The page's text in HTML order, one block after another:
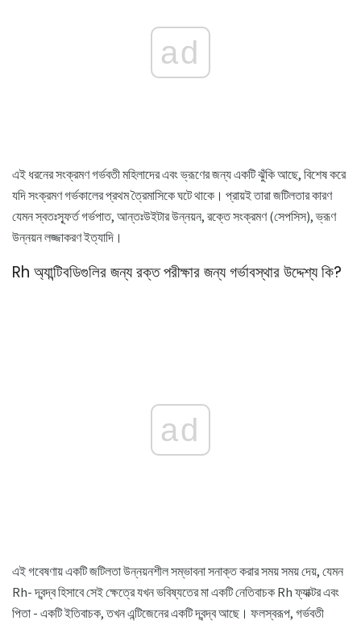
ad
এই ধরনের সংক্রমণ গর্ভবতী মহিলাদের এবং ভ্রূণের জন্য একটি ঝুঁকি আছে, বিশেষ করে
যদি সংক্রমণ গর্ভকালের প্রথম ত্রৈমাসিকে ঘটে থাকে। প্রায়ই তারা জটিলতার কারণ
যেমন স্বতঃস্ফূর্ত গর্ভপাত, আন্তঃউইটার উন্নয়ন, রক্তে সংক্রমণ (সেপসিস), ভ্রূণ
উন্নয়ন লজ্জাকরণ ইত্যাদি।
Rh অ্যান্টিবডিগুলির জন্য রক্ত ​​পরীক্ষার জন্য গর্ভাবস্থার উদ্দেশ্য কি?
ad
এই গবেষণায় একটি জটিলতা উন্নয়নশীল সম্ভাবনা সনাক্ত করার সময় সময় দেয়, যেমন
Rh- দ্বন্দ্ব হিসাবে সেই ক্ষেত্রে যখন ভবিষ্যতের মা একটি নেতিবাচক Rh ফ্যাক্টর এবং
পিতা - একটি ইতিবাচক, তখন এন্টিজেনের একটি দ্বন্দ্ব আছে। ফলস্বরূপ, গর্ভবতী